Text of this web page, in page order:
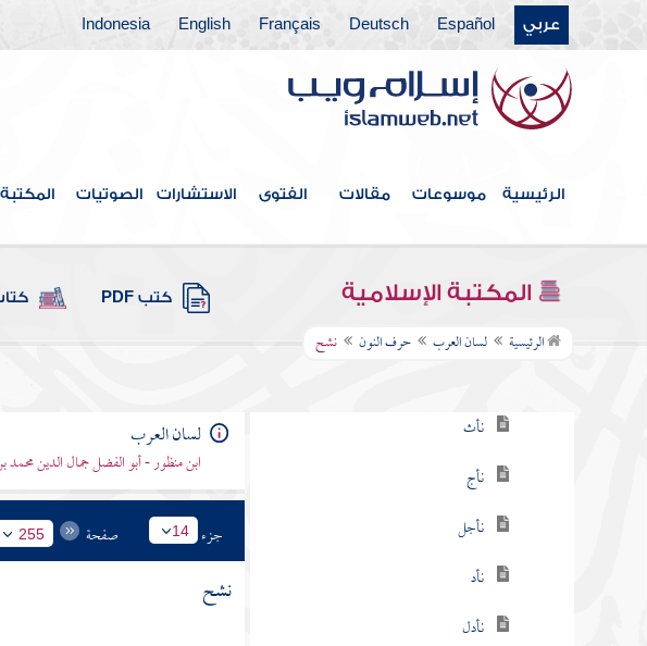
عربي Español
Deutsch
Français
English
Indonesia
الرئيسية موسوعات مقالات الفتوى الاستشارات الصوتيات المكتبة
المكتبة الإسلامية كتب PDF
الرئيسية لسان العرب حرف النون نشح
حرف الغين
حرف الفاء
حرف القاف
حرف الكاف
حرف اللام
حرف الميم
حرف النون
نأث
نأج
نأجل
نأد
نأدل
لسان العرب
ابن منظور - أبو الفضل جمال الدين
جزء 14 صفحة 255
نشح